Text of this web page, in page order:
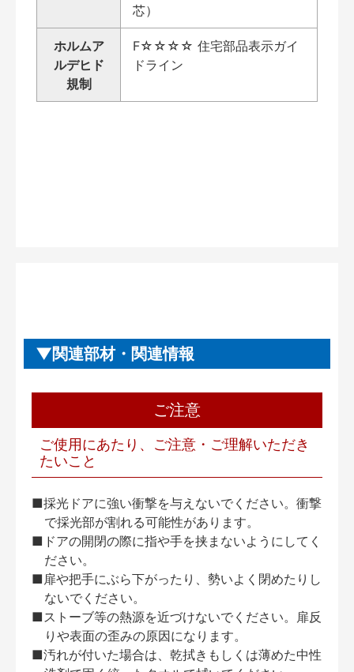
芯）
ホルムア
ルデヒド
規制
F☆☆☆☆ 住宅部品表示ガイ
ドライン
関連部材・関連情報
ご注意
ご使用にあたり、ご注意・ご理解いただき
たいこと
■採光ドアに強い衝撃を与えないでください。衝撃
で採光部が割れる可能性があります。
■ドアの開閉の際に指や手を挟まないようにしてく
ださい。
■扉や把手にぶら下がったり、勢いよく閉めたりし
ないでください。
■ストーブ等の熱源を近づけないでください。扉反
りや表面の歪みの原因になります。
■汚れが付いた場合は、乾拭きもしくは薄めた中性